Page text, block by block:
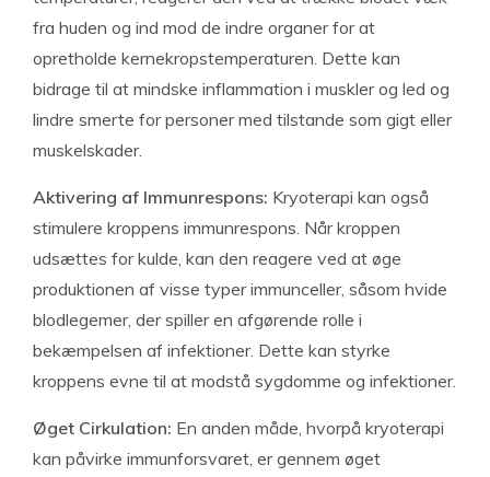
fra huden og ind mod de indre organer for at
opretholde kernekropstemperaturen. Dette kan
bidrage til at mindske inflammation i muskler og led og
lindre smerte for personer med tilstande som gigt eller
muskelskader.
Aktivering af Immunrespons: Kryoterapi kan også
stimulere kroppens immunrespons. Når kroppen
udsættes for kulde, kan den reagere ved at øge
produktionen af visse typer immunceller, såsom hvide
blodlegemer, der spiller en afgørende rolle i
bekæmpelsen af infektioner. Dette kan styrke
kroppens evne til at modstå sygdomme og infektioner.
Øget Cirkulation: En anden måde, hvorpå kryoterapi
kan påvirke immunforsvaret, er gennem øget